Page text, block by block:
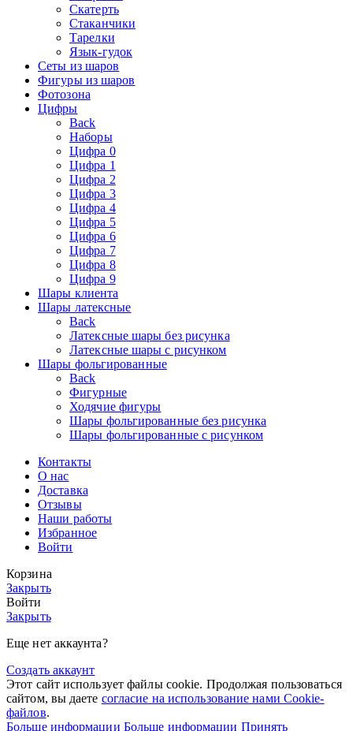
Скатерть
Стаканчики
Тарелки
Язык-гудок
Сеты из шаров
Фигуры из шаров
Фотозона
Цифры
Back
Наборы
Цифра 0
Цифра 1
Цифра 2
Цифра 3
Цифра 4
Цифра 5
Цифра 6
Цифра 7
Цифра 8
Цифра 9
Шары клиента
Шары латексные
Back
Латексные шары без рисунка
Латексные шары с рисунком
Шары фольгированные
Back
Фигурные
Ходячие фигуры
Шары фольгированные без рисунка
Шары фольгированные с рисунком
Контакты
О нас
Доставка
Отзывы
Наши работы
Избранное
Войти
Корзина
Закрыть
Войти
Закрыть
Еще нет аккаунта?
Создать аккаунт
Этот сайт использует файлы cookie. Продолжая пользоваться
сайтом, вы даете согласие на использование нами Cookie-
файлов.
Больше информации Больше информации Принять